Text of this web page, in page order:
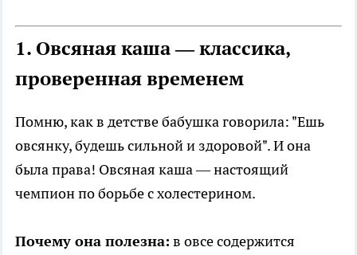
1. Овсяная каша — классика,
проверенная временем
Помню, как в детстве бабушка говорила: "Ешь
овсянку, будешь сильной и здоровой". И она
была права! Овсяная каша — настоящий
чемпион по борьбе с холестерином.
Почему она полезна: в овсе содержится